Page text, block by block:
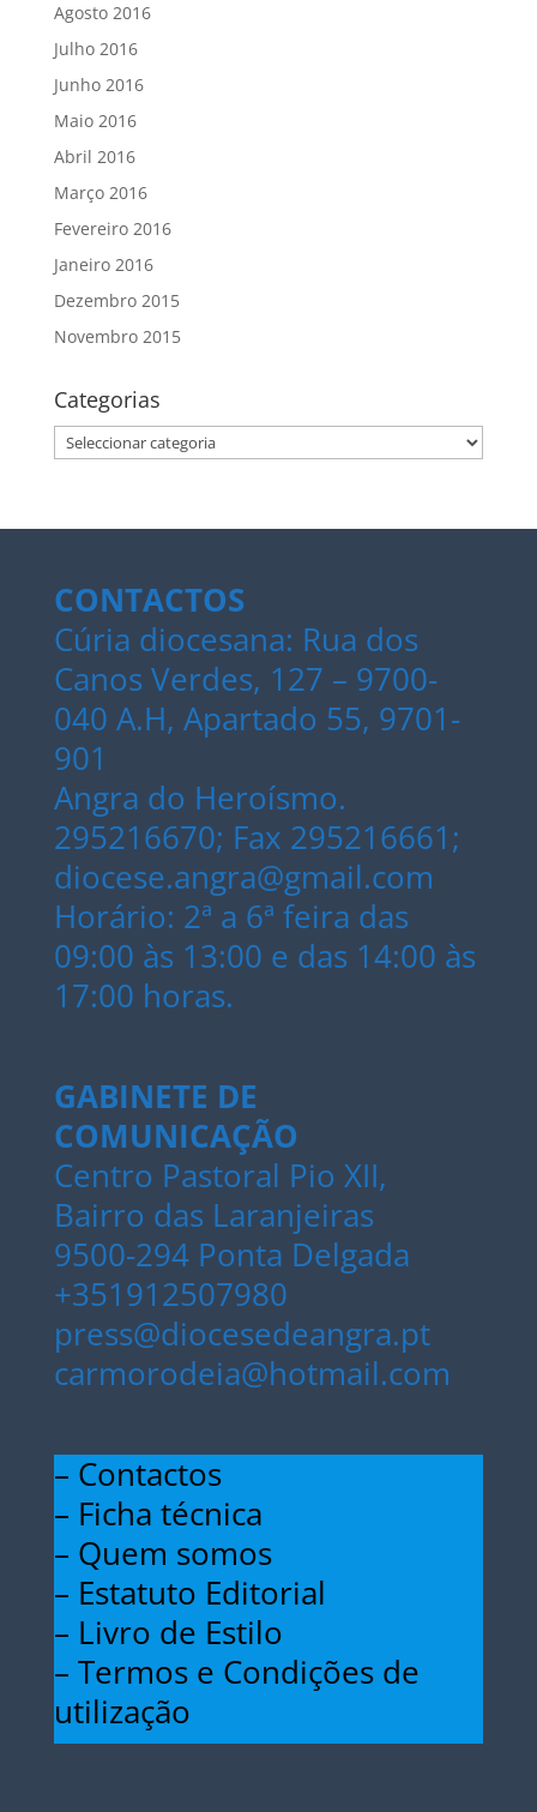
Agosto 2016
Julho 2016
Junho 2016
Maio 2016
Abril 2016
Março 2016
Fevereiro 2016
Janeiro 2016
Dezembro 2015
Novembro 2015
Categorias
Categorias
CONTACTOS
Cúria diocesana: Rua dos
Canos Verdes, 127 – 9700-
040 A.H, Apartado 55, 9701-
901
Angra do Heroísmo.
295216670; Fax 295216661;
diocese.angra@gmail.com
Horário: 2ª a 6ª feira das
09:00 às 13:00 e das 14:00 às
17:00 horas.
GABINETE DE
COMUNICAÇÃO
Centro Pastoral Pio XII,
Bairro das Laranjeiras
9500-294 Ponta Delgada
+351912507980
press@diocesedeangra.pt
carmorodeia@hotmail.com
– Contactos
– Ficha técnica
– Quem somos
– Estatuto Editorial
– Livro de Estilo
– Termos e Condições de
utilização